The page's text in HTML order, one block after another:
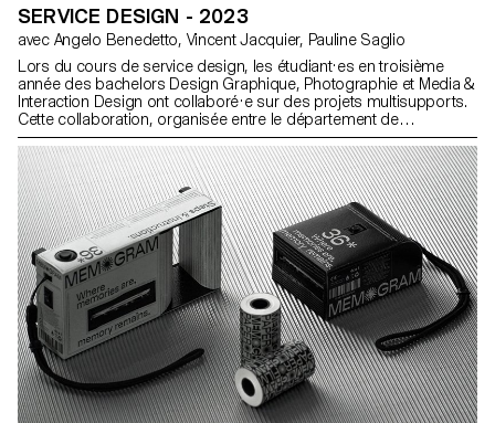
SERVICE DESIGN - 2023
avec Angelo Benedetto, Vincent Jacquier, Pauline Saglio
Lors du cours de service design, les étudiant·es en troisième
année des bachelors Design Graphique, Photographie et Media &
Interaction Design ont collaboré·e sur des projets multisupports.
Cette collaboration, organisée entre le département de
Communication Visuelle, avait pour thème les SDGs (Sustainable
Development Goals). Le thème "Pour la bonne cause, faites des
SDGs une réalité" visait à promouvoir des causes qui tenaient à
cœur à chaque groupe d'étudiant·es. Tous les projets étaient
composés d'au moins deux supports distincts, dont un support
principal et un secondaire. Les étudiant·es avaient la liberté de
choisir les médias les plus pertinents pour leurs projets, que ce
soit un site web, des publications, des affiches, une séquence
vidéo et même de la réalité virtuelle.